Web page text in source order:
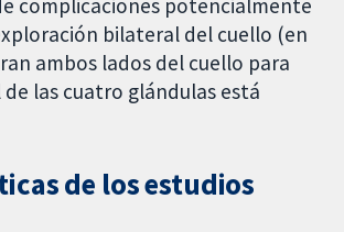
complicaciones potencialmente
bilateral del cuello (en
ambos lados del cuello para
las cuatro glándulas está
de los estudios